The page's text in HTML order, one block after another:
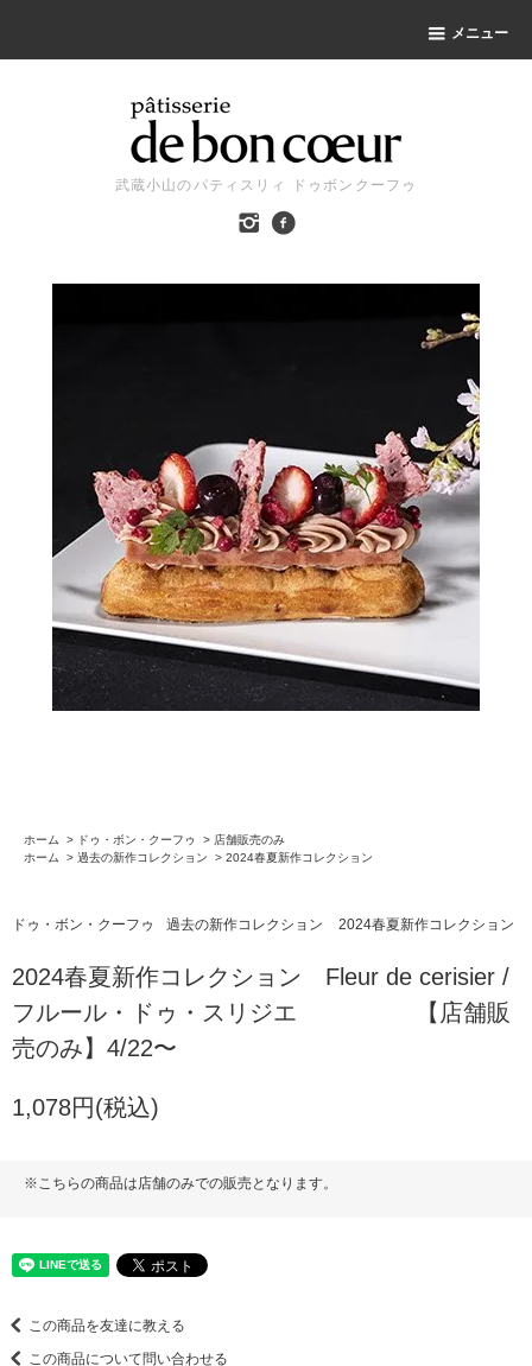
メニュー
武蔵小山のパティスリィ ドゥボンクーフゥ
ホーム > ドゥ・ボン・クーフゥ > 店舗販売のみ
ホーム
> 過去の新作コレクション > 2024春夏新作コレクション
ドゥ・ボン・クーフゥ 過去の新作コレクション 2024春夏新作コレクション
2024春夏新作コレクション Fleur de cerisier /
フルール・ドゥ・スリジエ 【店舗販
売のみ】4/22〜
1,078円(税込)
※こちらの商品は店舗のみでの販売となります。
この商品を友達に教える
この商品について問い合わせる